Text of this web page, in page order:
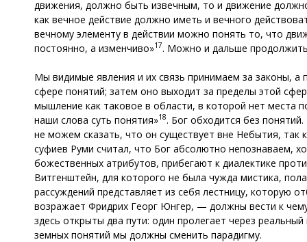
движения, должно быть извечным, то и движение
как вечное действие должно иметь и вечного
вечному элементу в действии можно понять то, что
постоянно, а изменчиво»17. Можно и дальше продолжить
Мы видимые явления и их связь принимаем за законы, а
сфере понятий; затем оно выходит за пределы этой
мышление как таковое в области, в которой нет места
наши слова суть понятия»18. Бог обходится без
не можем сказать, что он существует вне Небытия,
суфиев Руми считал, что Бог абсолютно непознаваем,
божественных атрибутов, прибегают к диалектике
Витгенштейн, для которого не была чужда мистика,
рассуждений представляет из себя лестницу, которую
возражает Фридрих Георг Юнгер, — должны вести к
здесь открыты два пути: один пролегает через
земных понятий мы должны сменить парадигму.